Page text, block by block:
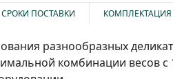
СРОКИ ПОСТАВКИ КОМПЛЕКТАЦИЯ
разнообразных
комбинации весов с